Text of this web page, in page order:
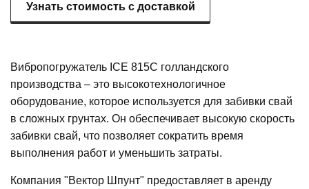
Узнать стоимость с доставкой
Вибропогружатель ICE 815C голландского
производства – это высокотехнологичное
оборудование, которое используется для забивки свай
в сложных грунтах. Он обеспечивает высокую скорость
забивки свай, что позволяет сократить время
выполнения работ и уменьшить затраты.
Компания "Вектор Шпунт" предоставляет в аренду